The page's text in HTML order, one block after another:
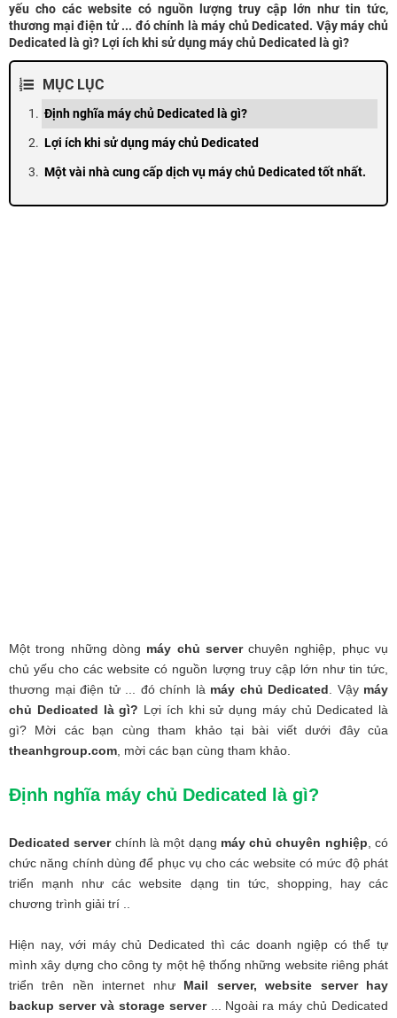
yếu cho các website có nguồn lượng truy cập lớn như tin tức,
thương mại điện tử ... đó chính là máy chủ Dedicated. Vậy máy chủ
Dedicated là gì? Lợi ích khi sử dụng máy chủ Dedicated là gì?
MỤC LỤC
Định nghĩa máy chủ Dedicated là gì?
Lợi ích khi sử dụng máy chủ Dedicated
Một vài nhà cung cấp dịch vụ máy chủ Dedicated tốt nhất.
Một trong những dòng máy chủ serverchuyên nghiệp, phục vụ
chủ yếu cho các website có nguồn lượng truy cập lớn như tin tức,
thương mại điện tử ... đó chính là máy chủ Dedicated . Vậy máy
chủ Dedicated là gì? Lợi ích khi sử dụng máy chủ Dedicated là
gì? Mời các bạn cùng tham khảo tại bài viết dưới đây của
theanhgroup.com , mời các bạn cùng tham khảo.
Định nghĩa máy chủ Dedicated là gì?
Dedicated server chính là một dạng máy chủ chuyên nghiệp , có
chức năng chính dùng để phục vụ cho các website có mức độ phát
triển mạnh như các website dạng tin tức, shopping, hay các
chương trình giải trí ..
Hiện nay, với máy chủ Dedicated thì các doanh ngiệp có thể tự
mình xây dựng cho công ty một hệ thống những website riêng phát
triển trên nền internet như Mail server, website server hay
backup server và storage server... Ngoài ra máy chủ Dedicated